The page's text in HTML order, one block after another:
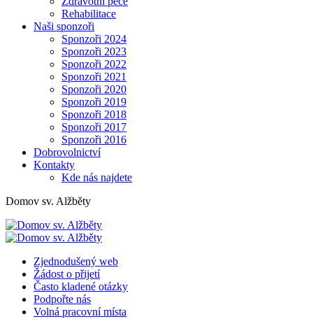
Rehabilitace
Naši sponzoři
Sponzoři 2024
Sponzoři 2023
Sponzoři 2022
Sponzoři 2021
Sponzoři 2020
Sponzoři 2019
Sponzoři 2018
Sponzoři 2017
Sponzoři 2016
Dobrovolnictví
Kontakty
Kde nás najdete
Domov sv. Alžběty
Zjednodušený web
Žádost o přijetí
Často kladené otázky
Podpořte nás
Volná pracovní místa